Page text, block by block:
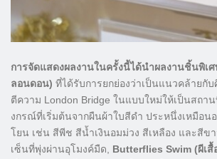
การจัดแสดงผลงานในครั้งนี้ได้นำผลงานชิ้นพิเ
ลอนดอน) ที่ได้รับการยกย่องว่าเป็นแนวคล้ายกั
ตีความ London Bridge ในแบบใหม่ให้เป็นสถา
งกรณ์ที่เริ่มต้นจากผืนผ้าใบสีดำ ประหนึ่งเหมือน
โยน เช่น สีพีช สีน้ำเงินอมม่วง สีเหลือง และสีข
เซ็นที่พุ่งผ่านอุโมงค์มืด, Butterflies Swim (ผีเสื้